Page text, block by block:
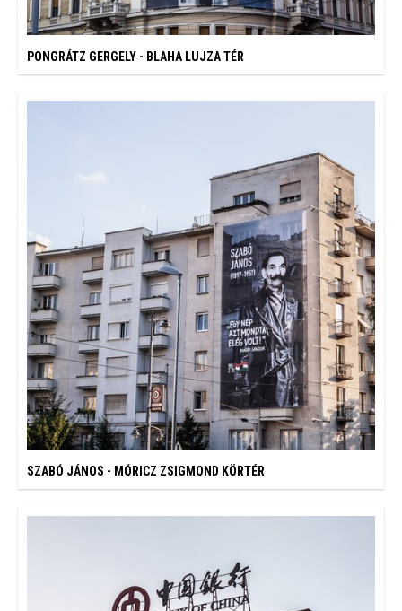
PONGRÁTZ GERGELY - BLAHA LUJZA TÉR
SZABÓ JÁNOS - MÓRICZ ZSIGMOND KÖRTÉR